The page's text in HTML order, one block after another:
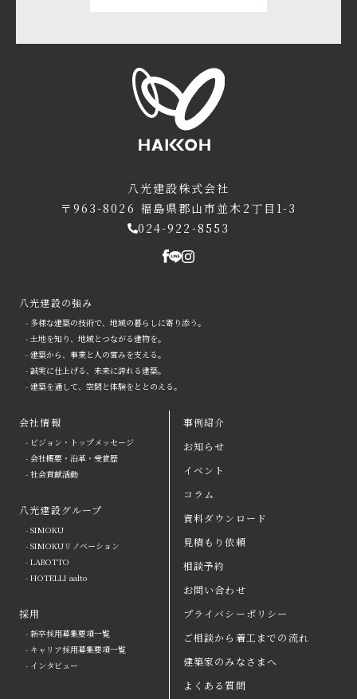
八光建設の強み
arrow
会社情報
八光建設グループ
arrow
採用
arrow
イベント
事例紹介
よくある質問
お問い合わせ
資料ダウンロード
取引会社の皆さまへ
プライバシーポリシー
コラム
見積もり依頼
八光建設株式会社
〒963-8026 福島県郡山市並木2丁目1-3
024-922-8553
八光建設の強み
- 多様な建築の技術で、地域の暮らしに寄り添う。
- 土地を知り、地域とつながる建物を。
- 建築から、事業と人の営みを支える。
- 誠実に仕上げる、未来に誇れる建築。
- 建築を通して、空間と体験をととのえる。
会社情報
- ビジョン・トップメッセージ
- 会社概要・沿革・受賞歴
- 社会貢献活動
八光建設グループ
- SIMOKU
- SIMOKUリノベーション
- LABOTTO
- HOTELLI aalto
採用
- 新卒採用募集要項一覧
- キャリア採用募集要項一覧
- インタビュー
ご相談から着工までの流れ
建築家のみなさまへ
よくある質問
事例紹介
お知らせ
イベント
コラム
資料ダウンロード
見積もり依頼
相談予約
お問い合わせ
プライバシーポリシー